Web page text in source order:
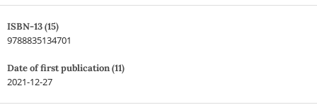
ISBN-13 (15)
9788835134701
Date of first publication (11)
2021-12-27